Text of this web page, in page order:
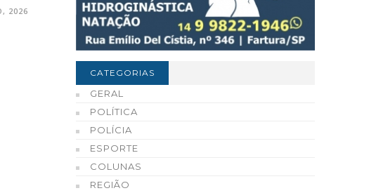
em Tejupá
07 DE AGOSTO, 2026
Cerri uma referência
Fartura e região
07 DE AGOSTO, 2026
CATEGORIAS
GERAL
POLÍTICA
POLÍCIA
ESPORTE
COLUNAS
REGIÃO